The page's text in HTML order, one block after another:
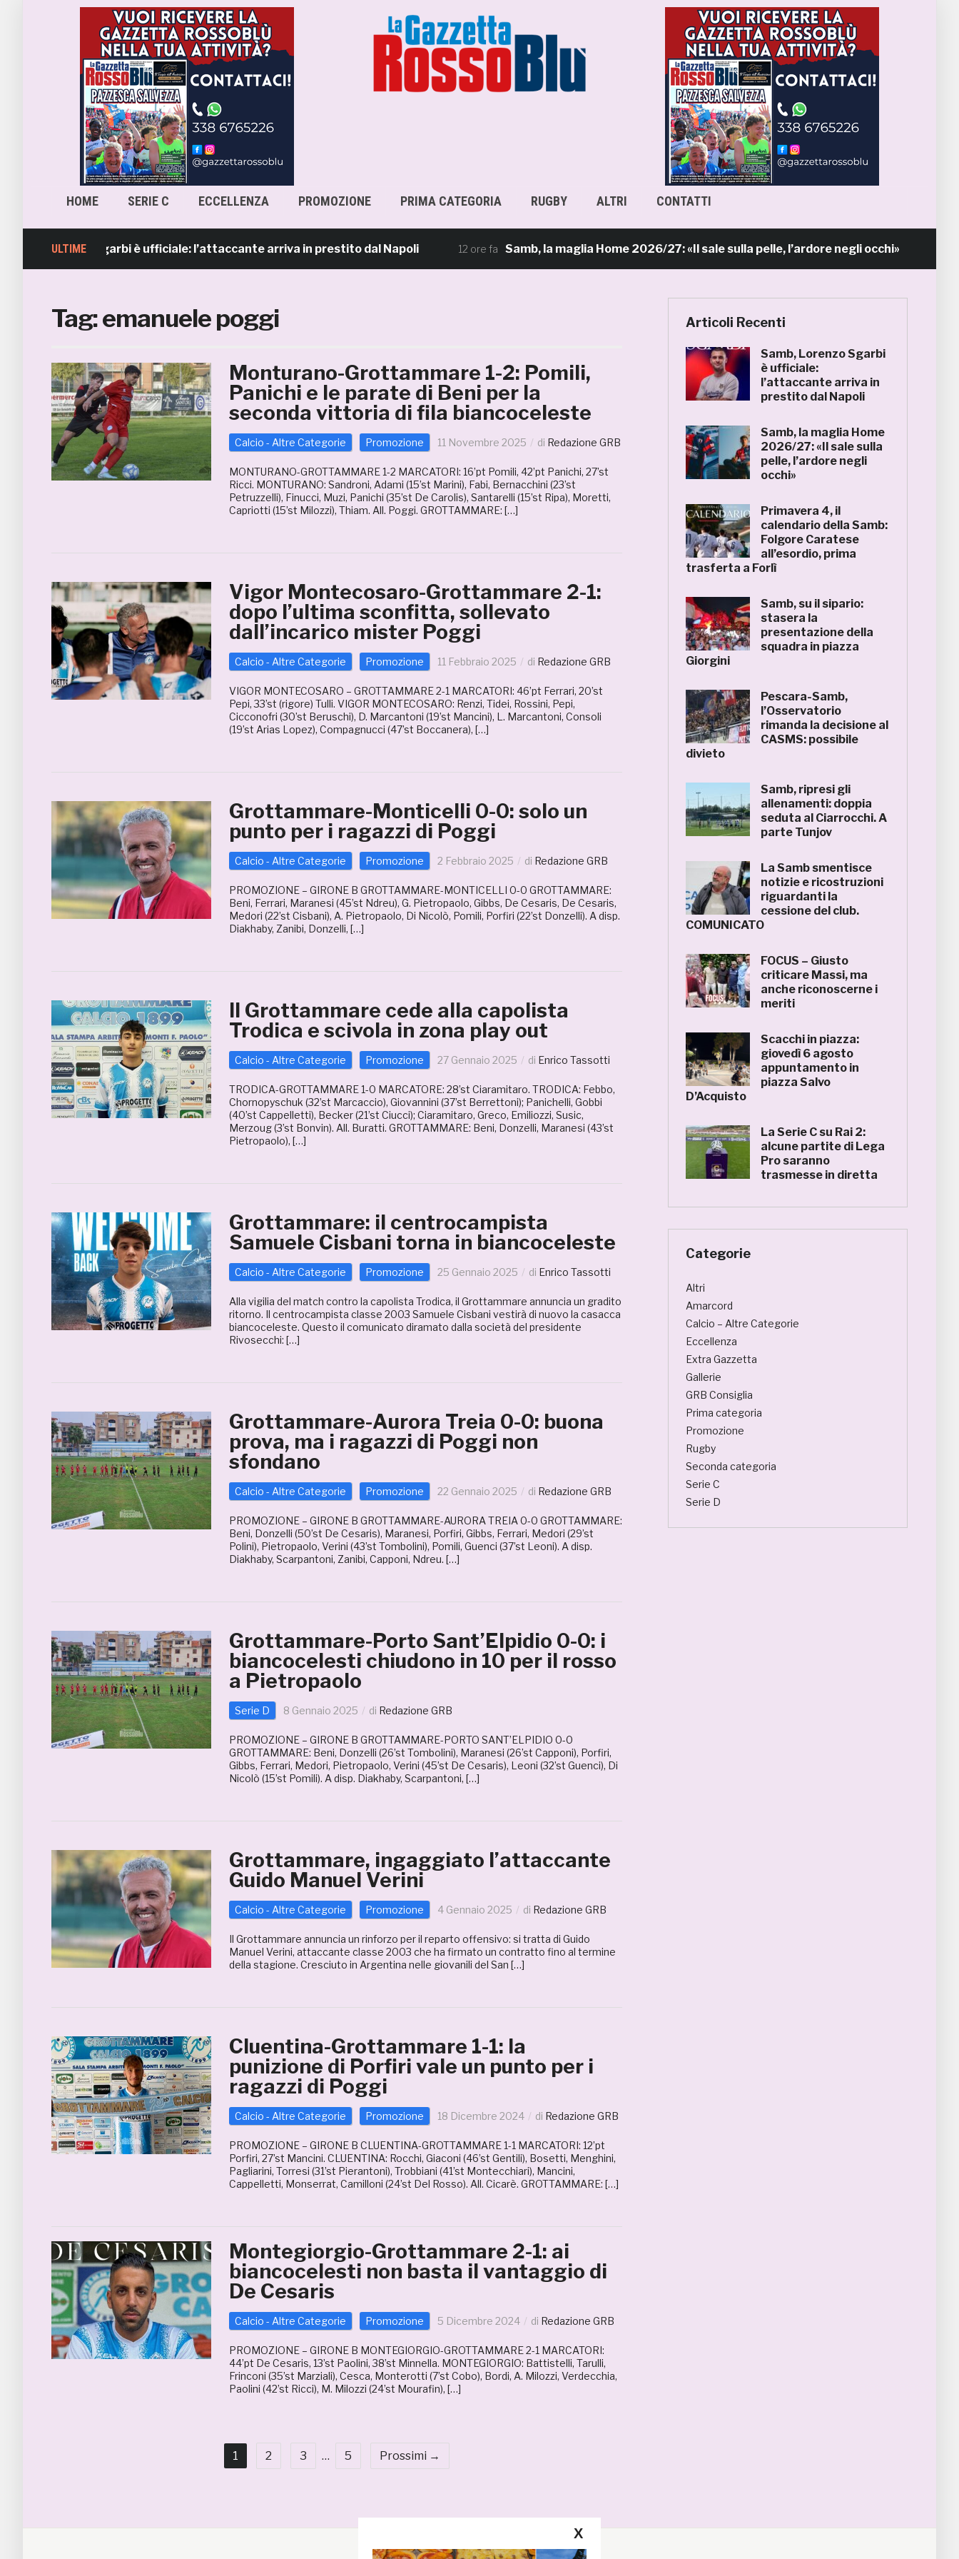
HOME SERIE C ECCELLENZA PROMOZIONE PRIMA CATEGORIA RUGBY ALTRI CONTATTI
ULTIME
Lorenzo Sgarbi è ufficiale: l’attaccante arriva in prestito dal Napoli 12 ore fa Samb, la maglia Home 2026/27: «Il sale sulla pelle, l’ardore negli occhi»
Tag:emanuele poggi
Monturano-Grottammare 1-2: Pomili,
Panichi e le parate di Beni per la
seconda vittoria di fila biancoceleste
Calcio - Altre Categorie Promozione 11 Novembre 2025 di Redazione GRB
MONTURANO-GROTTAMMARE 1-2 MARCATORI: 16’pt Pomili, 42’pt Panichi, 27’st
Ricci. MONTURANO: Sandroni, Adami (15’st Marini), Fabi, Bernacchini (23’st
Petruzzelli), Finucci, Muzi, Panichi (35’st De Carolis), Santarelli (15’st Ripa), Moretti,
Capriotti (15’st Milozzi), Thiam. All. Poggi. GROTTAMMARE: […]
Vigor Montecosaro-Grottammare 2-1:
dopo l’ultima sconfitta, sollevato
dall’incarico mister Poggi
Calcio - Altre Categorie Promozione 11 Febbraio 2025 di Redazione GRB
VIGOR MONTECOSARO – GROTTAMMARE 2-1 MARCATORI: 46’pt Ferrari, 20’st
Pepi, 33’st (rigore) Tulli. VIGOR MONTECOSARO: Renzi, Tidei, Rossini, Pepi,
Cicconofri (30’st Beruschi), D. Marcantoni (19’st Mancini), L. Marcantoni, Consoli
(19’st Arias Lopez), Compagnucci (47’st Boccanera), […]
Grottammare-Monticelli 0-0: solo un
punto per i ragazzi di Poggi
Calcio - Altre Categorie Promozione 2 Febbraio 2025 di Redazione GRB
PROMOZIONE – GIRONE B GROTTAMMARE-MONTICELLI 0-0 GROTTAMMARE:
Beni, Ferrari, Maranesi (45’st Ndreu), G. Pietropaolo, Gibbs, De Cesaris, De Cesaris,
Medori (22’st Cisbani), A. Pietropaolo, Di Nicolò, Pomili, Porfiri (22’st Donzelli). A disp.
Diakhaby, Zanibi, Donzelli, […]
Il Grottammare cede alla capolista
Trodica e scivola in zona play out
Calcio - Altre Categorie Promozione 27 Gennaio 2025 di Enrico Tassotti
TRODICA-GROTTAMMARE 1-0 MARCATORE: 28’st Ciaramitaro. TRODICA: Febbo,
Chornopyschuk (32’st Marcaccio), Giovannini (37’st Berrettoni); Panichelli, Gobbi
(40’st Cappelletti), Becker (21’st Ciucci); Ciaramitaro, Greco, Emiliozzi, Susic,
Merzoug (3’st Bonvin). All. Buratti. GROTTAMMARE: Beni, Donzelli, Maranesi (43’st
Pietropaolo), […]
Grottammare: il centrocampista
Samuele Cisbani torna in biancoceleste
Calcio - Altre Categorie Promozione 25 Gennaio 2025 di Enrico Tassotti
Alla vigilia del match contro la capolista Trodica, il Grottammare annuncia un gradito
ritorno. Il centrocampista classe 2003 Samuele Cisbani vestirà di nuovo la casacca
biancoceleste. Questo il comunicato diramato dalla società del presidente
Rivosecchi: […]
Grottammare-Aurora Treia 0-0: buona
prova, ma i ragazzi di Poggi non
sfondano
Calcio - Altre Categorie Promozione 22 Gennaio 2025 di Redazione GRB
PROMOZIONE – GIRONE B GROTTAMMARE-AURORA TREIA 0-0 GROTTAMMARE:
Beni, Donzelli (50’st De Cesaris), Maranesi, Porfiri, Gibbs, Ferrari, Medori (29’st
Polini), Pietropaolo, Verini (43’st Tombolini), Pomili, Guenci (37’st Leoni). A disp.
Diakhaby, Scarpantoni, Zanibi, Capponi, Ndreu. […]
Grottammare-Porto Sant’Elpidio 0-0: i
biancocelesti chiudono in 10 per il rosso
a Pietropaolo
Serie D 8 Gennaio 2025 di Redazione GRB
PROMOZIONE – GIRONE B GROTTAMMARE-PORTO SANT’ELPIDIO 0-0
GROTTAMMARE: Beni, Donzelli (26’st Tombolini), Maranesi (26’st Capponi), Porfiri,
Gibbs, Ferrari, Medori, Pietropaolo, Verini (45’st De Cesaris), Leoni (32’st Guenci), Di
Nicolò (15’st Pomili). A disp. Diakhaby, Scarpantoni, […]
Grottammare, ingaggiato l’attaccante
Guido Manuel Verini
Calcio - Altre Categorie Promozione 4 Gennaio 2025 di Redazione GRB
Il Grottammare annuncia un rinforzo per il reparto offensivo: si tratta di Guido
Manuel Verini, attaccante classe 2003 che ha firmato un contratto fino al termine
della stagione. Cresciuto in Argentina nelle giovanili del San […]
Cluentina-Grottammare 1-1: la
punizione di Porfiri vale un punto per i
ragazzi di Poggi
Calcio - Altre Categorie Promozione 18 Dicembre 2024 di Redazione GRB
PROMOZIONE – GIRONE B CLUENTINA-GROTTAMMARE 1-1 MARCATORI: 12’pt
Porfiri, 27’st Mancini. CLUENTINA: Rocchi, Giaconi (46’st Gentili), Bosetti, Menghini,
Pagliarini, Torresi (31’st Pierantoni), Trobbiani (41’st Montecchiari), Mancini,
Cappelletti, Monserrat, Camilloni (24’st Del Rosso). All. Cicarè. GROTTAMMARE: […]
Montegiorgio-Grottammare 2-1: ai
biancocelesti non basta il vantaggio di
De Cesaris
Calcio - Altre Categorie Promozione 5 Dicembre 2024 di Redazione GRB
PROMOZIONE – GIRONE B MONTEGIORGIO-GROTTAMMARE 2-1 MARCATORI:
44’pt De Cesaris, 13’st Paolini, 38’st Minnella. MONTEGIORGIO: Battistelli, Tarulli,
Frinconi (35’st Marziali), Cesca, Monterotti (7’st Cobo), Bordi, A. Milozzi, Verdecchia,
Paolini (42’st Ricci), M. Milozzi (24’st Mourafin), […]
1 2 3 … 5 Prossimi →
Articoli Recenti
Samb, Lorenzo Sgarbi
è ufficiale:
l’attaccante arriva in
prestito dal Napoli
Samb, la maglia Home
2026/27: «Il sale sulla
pelle, l’ardore negli
occhi»
Primavera 4, il
calendario della Samb:
Folgore Caratese
all’esordio, prima
trasferta a Forlì
Samb, su il sipario:
stasera la
presentazione della
squadra in piazza
Giorgini
Pescara-Samb,
l’Osservatorio
rimanda la decisione al
CASMS: possibile
divieto
Samb, ripresi gli
allenamenti: doppia
seduta al Ciarrocchi. A
parte Tunjov
La Samb smentisce
notizie e ricostruzioni
riguardanti la
cessione del club.
COMUNICATO
FOCUS – Giusto
criticare Massi, ma
anche riconoscerne i
meriti
Scacchi in piazza:
giovedì 6 agosto
appuntamento in
piazza Salvo
D’Acquisto
La Serie C su Rai 2:
alcune partite di Lega
Pro saranno
trasmesse in diretta
Categorie
Altri
Amarcord
Calcio – Altre Categorie
Eccellenza
Extra Gazzetta
Gallerie
GRB Consiglia
Prima categoria
Promozione
Rugby
Seconda categoria
Serie C
Serie D
X